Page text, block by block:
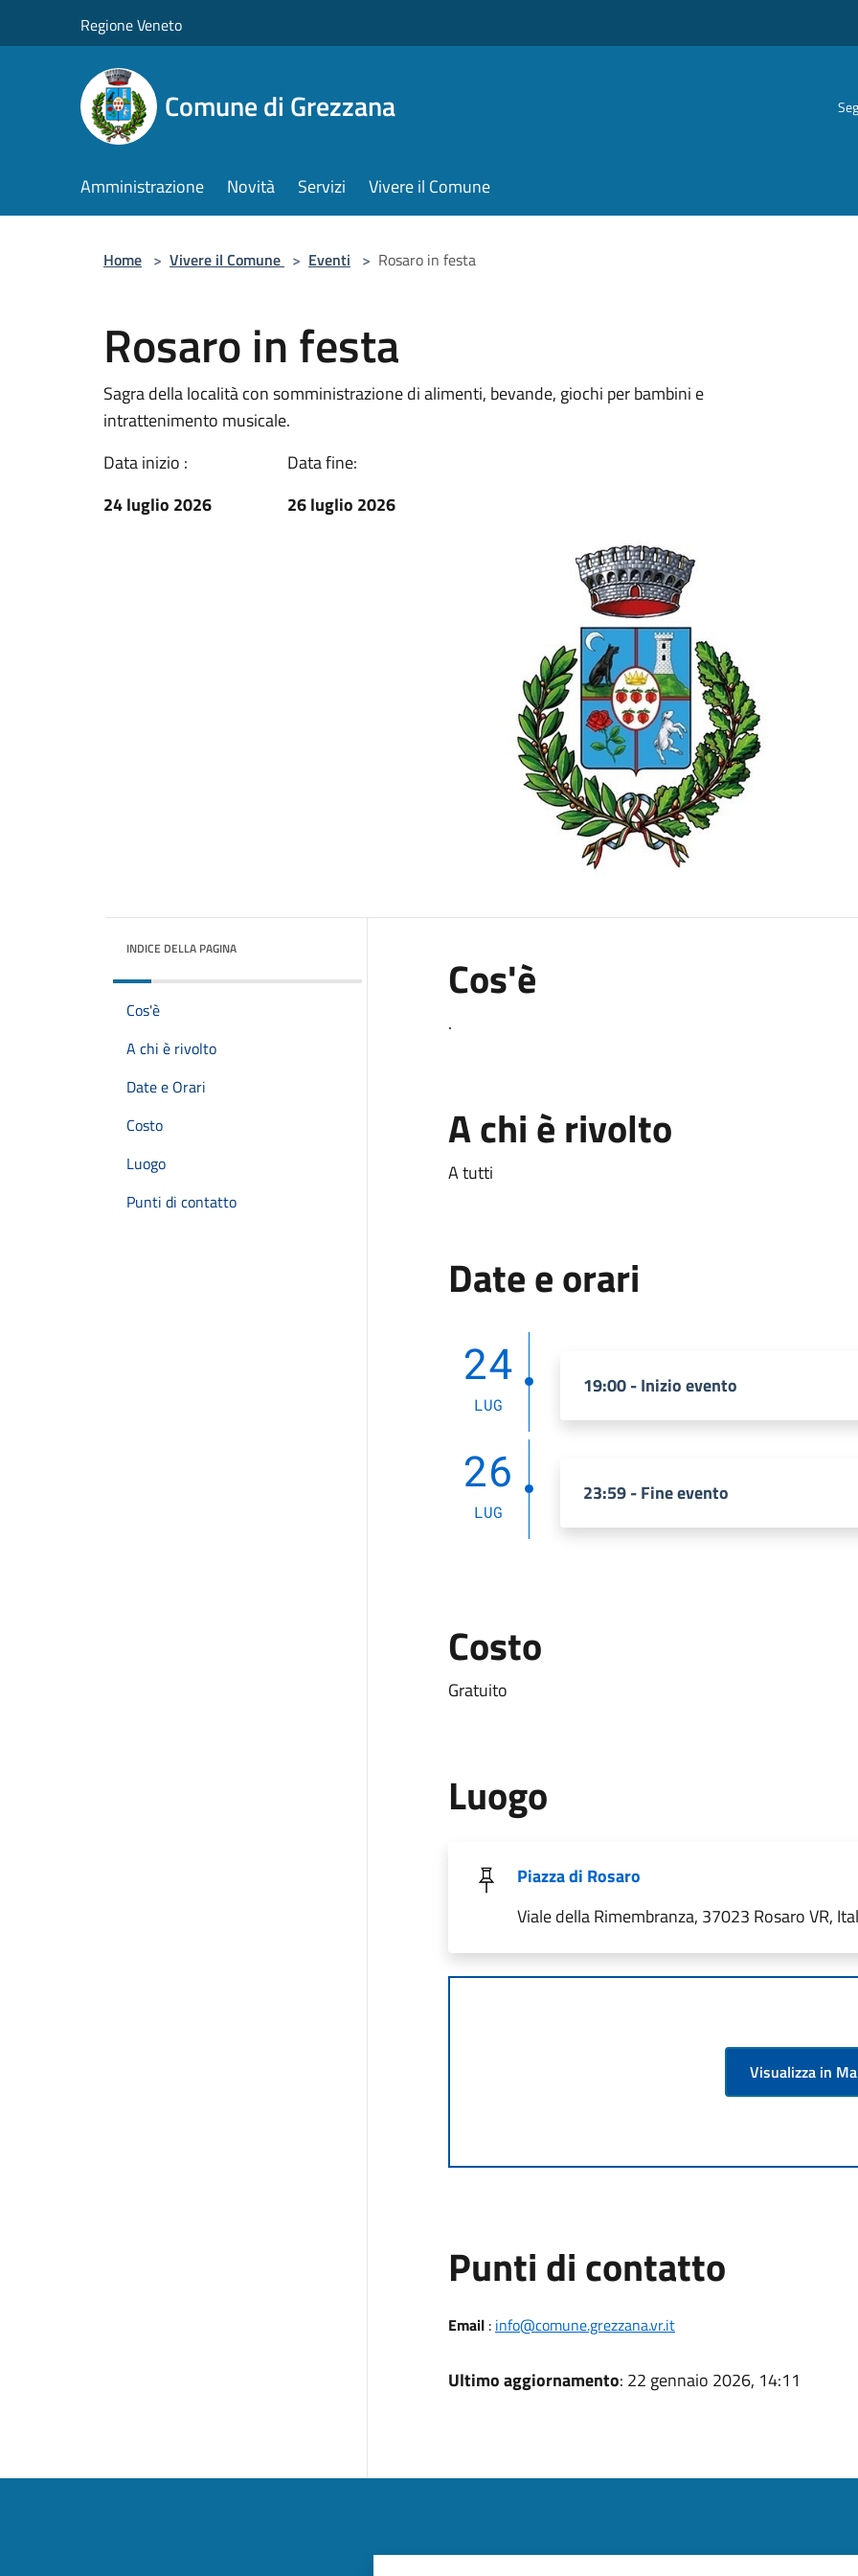
Regione Veneto
Comune di Grezzana
Amministrazione Novità Servizi Vivere il Comune
Home > Vivere il Comune > Eventi > Rosaro in festa
Rosaro in festa
Sagra della località con somministrazione di alimenti, bevande, giochi per bambini e
intrattenimento musicale.
Data inizio :
24 luglio 2026
Data fine:
26 luglio 2026
INDICE DELLA PAGINA
Cos'è
A chi è rivolto
Date e Orari
Costo
Luogo
Punti di contatto
Cos'è
.
A chi è rivolto
A tutti
Date e orari
24
LUG
19:00 - Inizio evento
26
LUG
23:59 - Fine evento
Costo
Gratuito
Luogo
Piazza di Rosaro
Viale della Rimembranza, 37023 Rosaro VR,
Visualizza in
Punti di contatto
Email: info@comune.grezzana.vr.it
Ultimo aggiornamento: 22 gennaio 2026, 14:11